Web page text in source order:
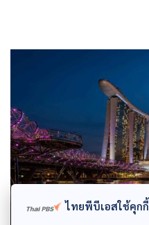
ไทยพีบีเอสใช้คุกกี้